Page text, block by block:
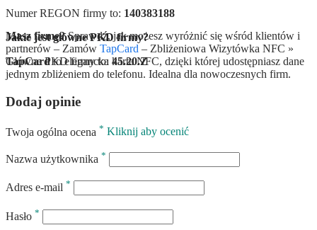
Numer REGON firmy to: 140383188
Jakie jest główne PKD firmy?
Główne PKD firmy to: 45.20.Z
Masz firmę?Sprawdź, jak możesz wyróżnić się wśród klientów i
partnerów – Zamów TapCard – Zbliżeniowa Wizytówka NFC »
TapCardto elegancka karta NFC, dzięki której udostępniasz dane
jednym zbliżeniem do telefonu. Idealna dla nowoczesnych firm.
Dodaj opinie
Twoja ogólna ocena * Kliknij aby ocenić
Nazwa użytkownika *
Adres e-mail *
Hasło *